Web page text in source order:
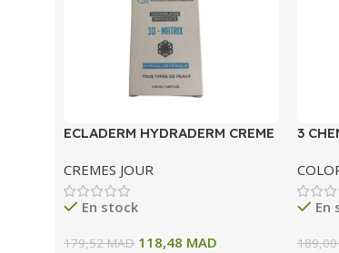
ECLADERM HYDRADERM CREME
ML
CREMES JOUR
En stock
179,52MAD 118,48 MAD
3
A
En